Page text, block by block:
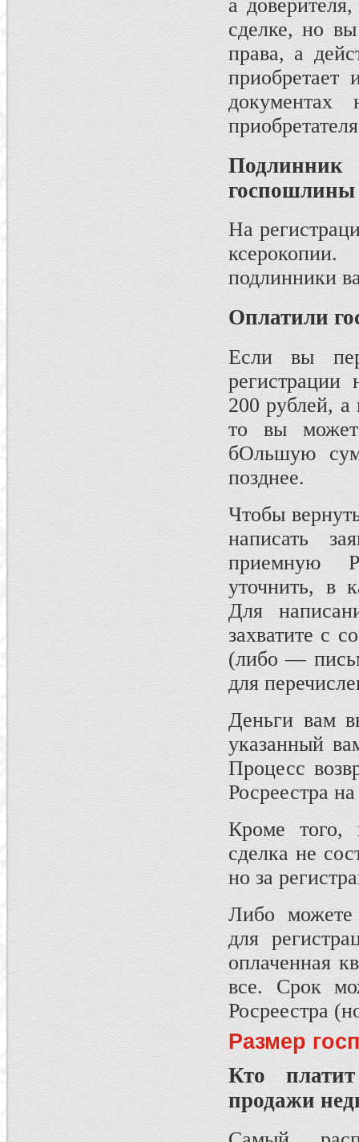
а
сделке, но
права, а
приобретает
документах
Подлинник
На
подлинники
Оплатили
Если вы
200 рублей,
то вы
бОльшую
позднее.
Чтобы
написать
приемную
уточнить, в
Для
захватите с
(либо —
для
Деньги вам
указанный
Процесс
Росреестра
Кроме того,
сделка не
но за
Либо можете
для
оплаченная
все. Срок
Росреестра
Размер
Кто
продажи